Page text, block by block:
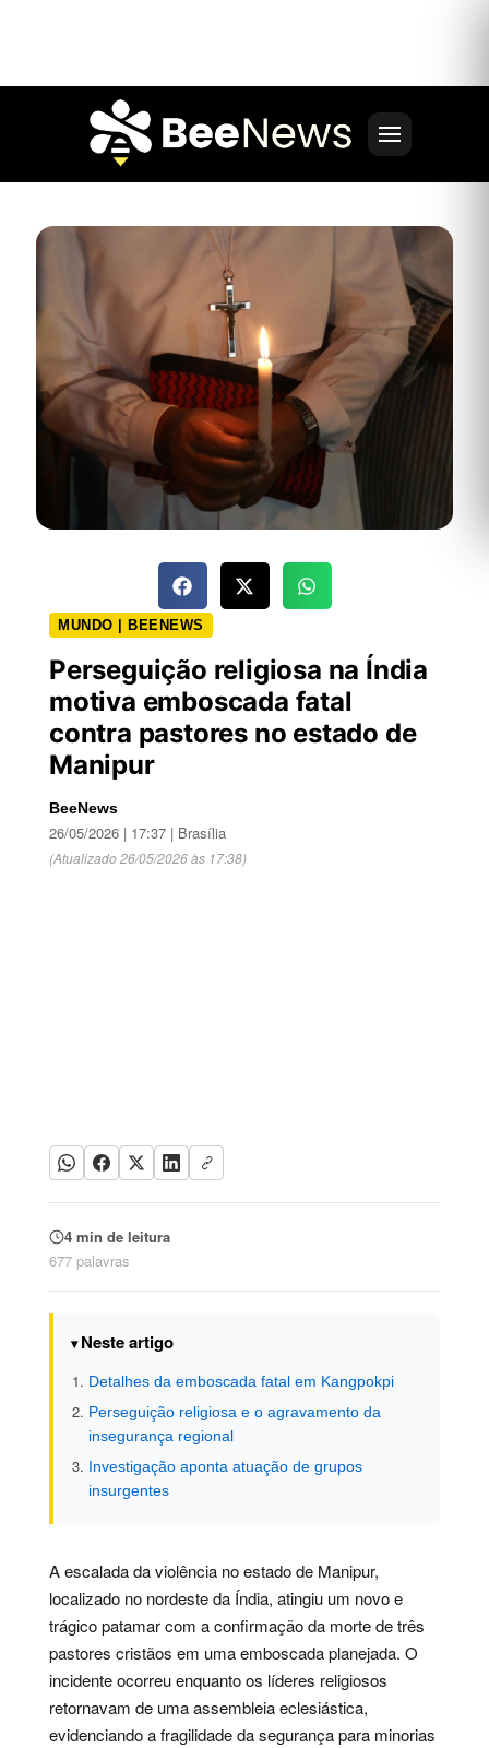
MUNDO | BEENEWS
Perseguição religiosa na Índia
motiva emboscada fatal
contra pastores no estado de
Manipur
BeeNews
26/05/2026 | 17:37 | Brasília
(Atualizado 26/05/2026 às 17:38)
4 min de leitura
677 palavras
Neste artigo
Detalhes da emboscada fatal em Kangpokpi
Perseguição religiosa e o agravamento da
insegurança regional
Investigação aponta atuação de grupos
insurgentes
A escalada da violência no estado de Manipur,
localizado no nordeste da Índia, atingiu um novo e
trágico patamar com a confirmação da morte de três
pastores cristãos em uma emboscada planejada. O
incidente ocorreu enquanto os líderes religiosos
retornavam de uma assembleia eclesiástica,
evidenciando a fragilidade da segurança para minorias